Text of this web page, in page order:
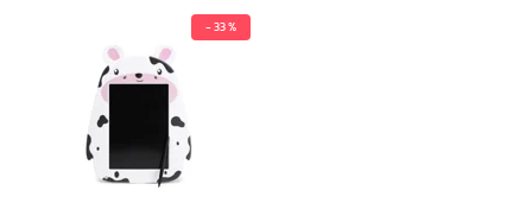
- 33 %